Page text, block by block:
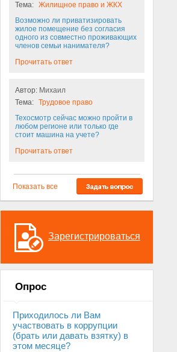
Тема: Жилищное право и ЖКХ
Возможно ли приватизировать
жилое помещение без согласия
одного из совместно проживающих
членов семьи нанимателя?
Прочитать ответ
Автор: Михаил
Тема: Трудовое право
Техосмотр сейчас можно пройти в
любом регионе или только где
стоит машина на учете?
Прочитать ответ
Показать все
Зарегистрироваться
Опрос
Приходилось ли Вам
участвовать в коррупции
(брать или давать взятку) в
этом месяце?